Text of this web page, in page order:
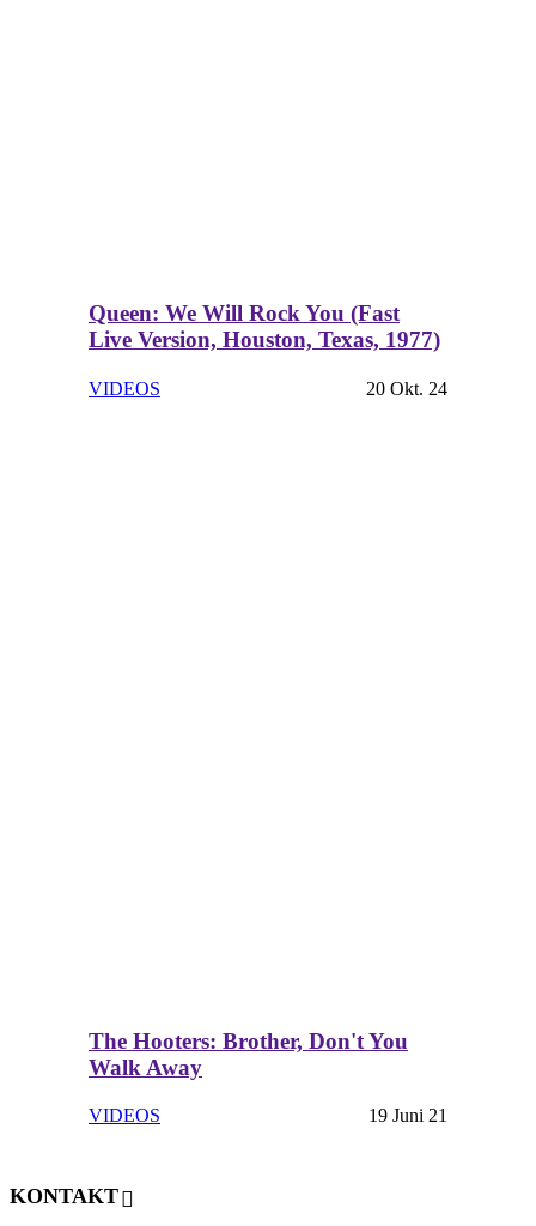
Queen: We Will Rock You (Fast
Live Version, Houston, Texas, 1977)
VIDEOS 20 Okt. 24
The Hooters: Brother, Don't You
Walk Away
VIDEOS 19 Juni 21
KONTAKT